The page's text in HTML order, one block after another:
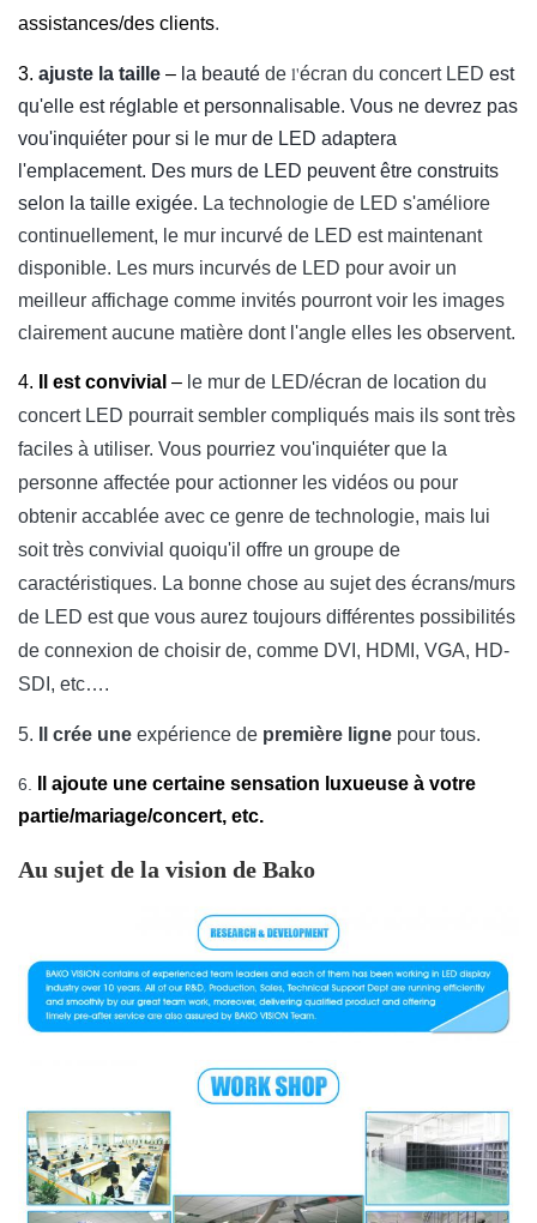
assistances/des clients.
3. ajuste la taille – la beauté de l'écran du concert LED est
qu'elle est réglable et personnalisable. Vous ne devrez pas
vou'inquiéter pour si le mur de LED adaptera
l'emplacement. Des murs de LED peuvent être construits
selon la taille exigée. La technologie de LED s'améliore
continuellement, le mur incurvé de LED est maintenant
disponible. Les murs incurvés de LED pour avoir un
meilleur affichage comme invités pourront voir les images
clairement aucune matière dont l'angle elles les observent.
4. Il est convivial – le mur de LED/écran de location du
concert LED pourrait sembler compliqués mais ils sont très
faciles à utiliser. Vous pourriez vou'inquiéter que la
personne affectée pour actionner les vidéos ou pour
obtenir accablée avec ce genre de technologie, mais lui
soit très convivial quoiqu'il offre un groupe de
caractéristiques. La bonne chose au sujet des écrans/murs
de LED est que vous aurez toujours différentes possibilités
de connexion de choisir de, comme DVI, HDMI, VGA, HD-
SDI, etc….
5. Il crée une expérience de première ligne pour tous.
6.
Il ajoute une certaine sensation luxueuse à votre
partie/mariage/concert, etc.
Au sujet de la vision de Bako